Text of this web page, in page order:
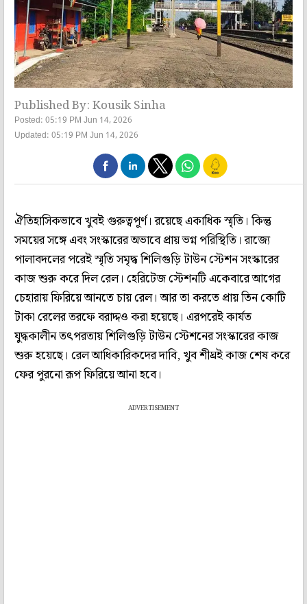
Published By: Kousik Sinha
Posted: 05:19 PM Jun 14, 2026
Updated: 05:19 PM Jun 14, 2026
ঐতিহাসিকভাবে খুবই গুরুত্বপূর্ণ। রয়েছে একাধিক স্মৃতি। কিন্তু
সময়ের সঙ্গে এবং সংস্কারের অভাবে প্রায় ভগ্ন পরিস্থিতি। রাজ্যে
পালাবদলের পরেই স্মৃতি সমৃদ্ধ শিলিগুড়ি টাউন স্টেশন সংস্কারের
কাজ শুরু করে দিল রেল। হেরিটেজ স্টেশনটি একেবারে আগের
চেহারায় ফিরিয়ে আনতে চায় রেল। আর তা করতে প্রায় তিন কোটি
টাকা রেলের তরফে বরাদ্দও করা হয়েছে। এরপরেই কার্যত
যুদ্ধকালীন তৎপরতায় শিলিগুড়ি টাউন স্টেশনের সংস্কারের কাজ
শুরু হয়েছে। রেল আধিকারিকদের দাবি, খুব শীঘ্রই কাজ শেষ করে
ফের পুরনো রূপ ফিরিয়ে আনা হবে।
ADVERTISEMENT